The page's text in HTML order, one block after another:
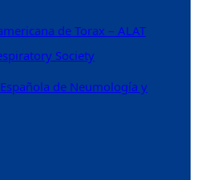
de Torax – ALAT
Society
Española de Neumología y